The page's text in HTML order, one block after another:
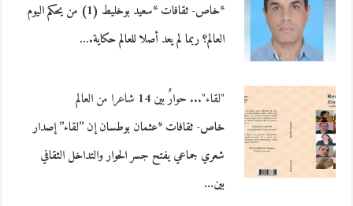
*خاص- ثقافات *سعيد بوخليط (1) من يحكم اليوم
العالم؟ ربما لم يعد أصلا للعالم حكاية.…
"لقاء"... حوارٌ بين 14 شاعرا من العالم
خاص- ثقافات *عثمان بوطسان إن ’’لقاء’’ إصدار
شعري جماعي يفتح جسر الحوار والتداخل الثقافي
بين…